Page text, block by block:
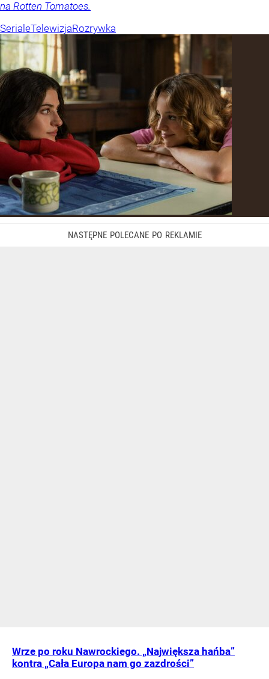
na Rotten Tomatoes.
SerialeTelewizjaRozrywka
Wrze po roku Nawrockiego. „Największa hańba”
kontra „Cała Europa nam go zazdrości”